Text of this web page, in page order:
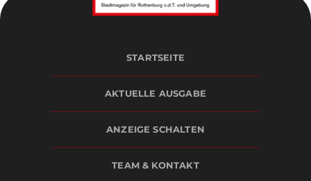
STARTSEITE
AKTUELLE AUSGABE
ANZEIGE SCHALTEN
TEAM & KONTAKT